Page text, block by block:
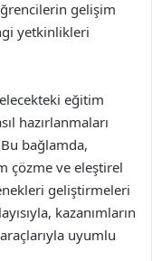
gelişim
yetkinlikleri
eğitim
hazırlanmaları
bağlamda,
çözme ve eleştirel
geliştirmeleri
kazanımların
uyumlu